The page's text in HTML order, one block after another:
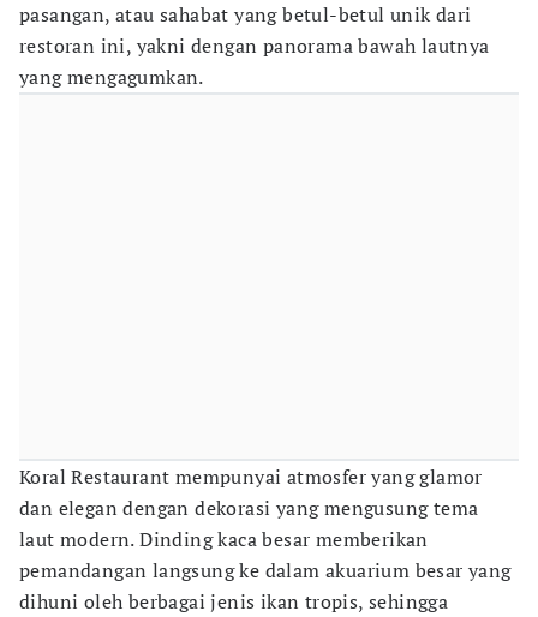
pasangan, atau sahabat yang betul-betul unik dari
restoran ini, yakni dengan panorama bawah lautnya
yang mengagumkan.
Koral Restaurant mempunyai atmosfer yang glamor
dan elegan dengan dekorasi yang mengusung tema
laut modern. Dinding kaca besar memberikan
pemandangan langsung ke dalam akuarium besar yang
dihuni oleh berbagai jenis ikan tropis, sehingga